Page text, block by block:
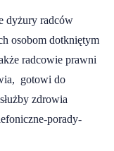
radców
osobom dotkniętym
radcowie prawni
gotowi do
zdrowia
porady-